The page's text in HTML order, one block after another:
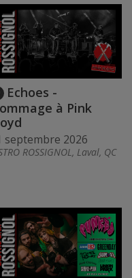
Echoes -
à Pink
septembre 2026
ROSSIGNOL, Laval, QC